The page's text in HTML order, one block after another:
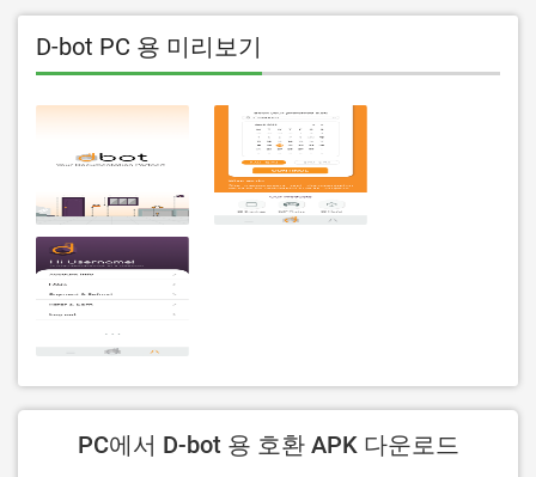
D-bot PC 용 미리보기
PC에서 D-bot 용 호환 APK 다운로드